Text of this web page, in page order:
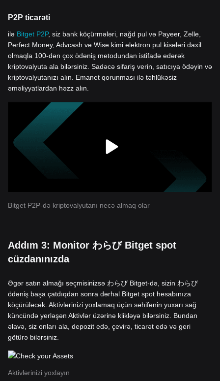
P2P ticarəti
ilə Bitget P2P, siz bank köçürmələri, nağd pul və Payeer, Zelle,
Perfect Money, Advcash və Wise kimi elektron pul kisələri daxil
olmaqla 100-dən çox ödəniş metodundan istifadə edərək
kriptovalyuta ala bilərsiniz. Sadəcə sifariş verin, satıcıya ödəyin və
kriptovalyutanızı alın. Emanet qorunması ilə təhlükəsiz
əməliyyatlardan həzz alın.
Bitget P2P-də kriptovalyutanı necə almaq olar
Addım 3: Monitor わらび Bitget spot
cüzdanınızda
Əgər satın almağı seçmisinizsə わらび Bitget-də, sizin わらび
ödəniş başa çatdıqdan sonra dərhal Bitget spot hesabınıza
köçürüləcək. Aktivlərinizi yoxlamaq üçün səhifənin yuxarı sağ
küncündə yerləşən Aktivlər üzərinə klikləyə bilərsiniz. Bundan
əlavə, siz onları ala, depozit edə, çevirə, ticarət edə və geri
götürə bilərsiniz.
Aktivlərinizi yoxlayın